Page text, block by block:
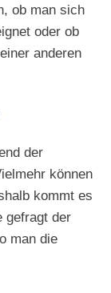
ob man sich
oder ob
anderen
der
können
kommt es
gefragt der
man die